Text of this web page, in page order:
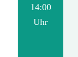
14:00
Uhr